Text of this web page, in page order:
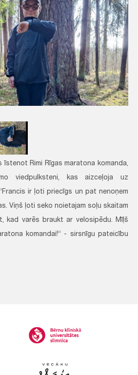
īstenot Rimi Rīgas maratona komanda,
viedpulksteni, kas aizceļoja uz
ir ļoti priecīgs un pat nenoņem
Viņš ļoti seko noietajam soļu skaitam
kad varēs braukt ar velosipēdu. Mīļš
komandai!“ - sirsnīgu pateicību